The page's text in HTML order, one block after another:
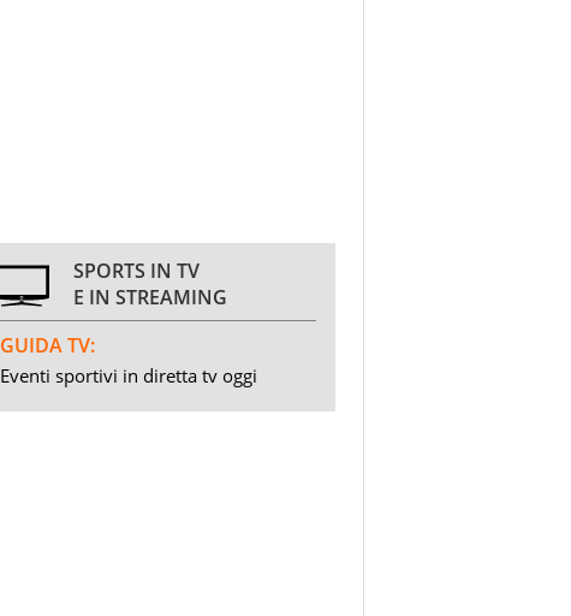
SPORTS IN TV
E IN STREAMING
GUIDA TV:
Eventi sportivi in diretta tv oggi